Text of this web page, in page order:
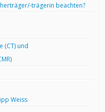
trägerin beachten?
(CT) und
Weiss